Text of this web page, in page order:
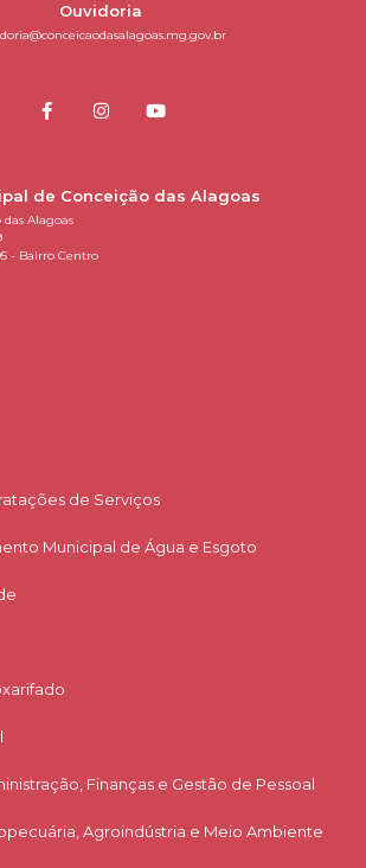
Ouvidoria
de Conceição das Alagoas
Alagoas
- Bairro Centro
de Serviços​
Municipal de Água e Esgoto
Finanças e Gestão de Pessoal
Agroindústria e Meio Ambiente